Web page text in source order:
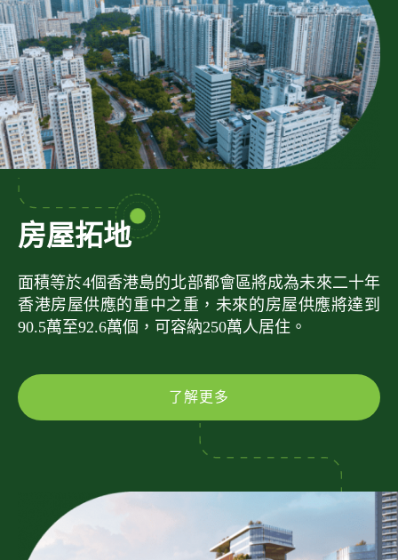
房屋拓地
面積等於4個香港島的北部都會區將成為未來二十年
香港房屋供應的重中之重，未來的房屋供應將達到
90.5萬至92.6萬個，可容納250萬人居住。
了解更多